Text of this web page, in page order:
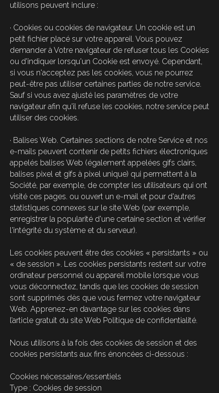
utilisons peuvent inclure :
· Cookies ou cookies de navigateur. Un cookie est un
petit fichier placé sur votre appareil. Vous pouvez
demander à Votre navigateur de refuser tous les Cookies
ou d'indiquer lorsqu'un Cookie est envoyé. Cependant,
si vous n'acceptez pas les cookies, vous ne pourrez
peut-être pas utiliser certaines parties de notre service.
Sauf si vous avez ajusté les paramètres de votre
navigateur afin qu'il refuse les cookies, notre service peut
utiliser des cookies.
· Balises Web. Certaines sections de notre Service et nos
e-mails peuvent contenir de petits fichiers électroniques
appelés balises Web (également appelées gifs clairs,
balises pixel et gifs à pixel unique) qui permettent à la
Société, par exemple, de compter les utilisateurs qui ont
visité ces pages. ou ouvert un e-mail et pour d'autres
statistiques connexes sur le site Web (par exemple,
enregistrer la popularité d'une certaine section et vérifier
l'intégrité du système et du serveur).
Les cookies peuvent être des cookies « persistants » ou
« de session ». Les cookies persistants restent sur votre
ordinateur personnel ou appareil mobile lorsque vous
vous déconnectez, tandis que les cookies de session
sont supprimés dès que vous fermez votre navigateur
Web. Apprenez-en davantage sur les cookies dans
l’article gratuit du site Web Politique de confidentialité.
Nous utilisons à la fois des cookies de session et des
cookies persistants aux fins énoncées ci-dessous :
Cookies nécessaires/essentiels
Type : Cookies de session